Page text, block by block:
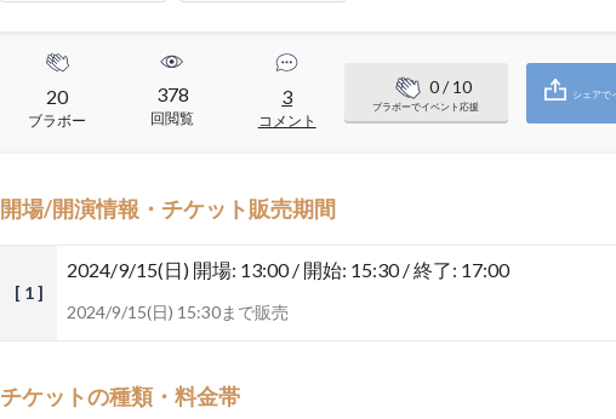
20
ブラボー
378
回閲覧
3
コメント
0/ 10
ブラボーでイベント応援
シェアで
開場/開演情報・チケット販売期間
[ 1 ]
2024/9/15(日) 開場: 13:00 / 開始: 15:30 / 終了: 17:00
2024/9/15(日) 15:30まで販売
チケットの種類・料金帯